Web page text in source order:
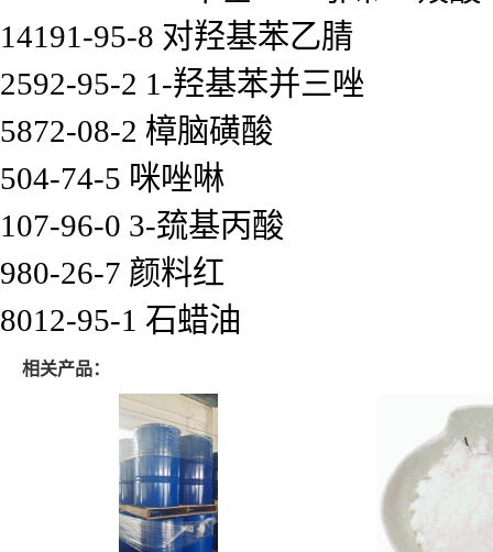
14191-95-8 对羟基苯乙腈
2592-95-2 1-羟基苯并三唑
5872-08-2 樟脑磺酸
504-74-5 咪唑啉
107-96-0 3-巯基丙酸
980-26-7 颜料红
8012-95-1 石蜡油
相关产品：